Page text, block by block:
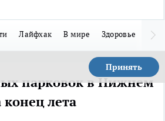
Лайфхак В мире Здоровье
Принять
парковок в Нижнем
лета